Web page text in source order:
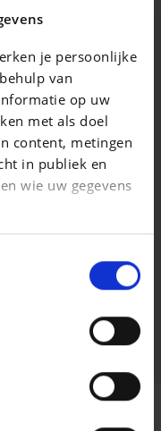
je persoonlijke
van
op uw
met als doel
content, metingen
in publiek en
wie uw gegevens
uw geografische
nauwkeurig kan zijn
door het actief te
gegevens worden
detailgedeelte
39.666 km